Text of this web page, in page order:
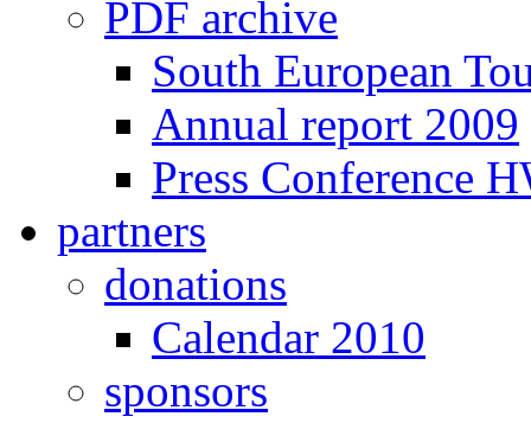
PDF archive
South European
Annual report 2009
Press Conference
partners
donations
Calendar 2010
sponsors